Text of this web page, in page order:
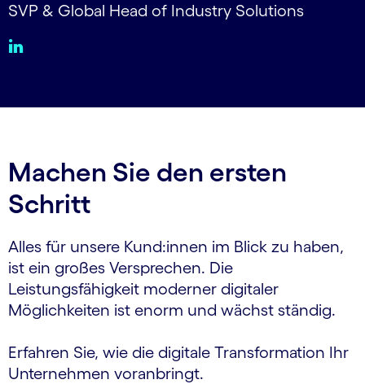
SVP & Global Head of Industry Solutions
Machen Sie den ersten
Schritt
Alles für unsere Kund:innen im Blick zu haben,
ist ein großes Versprechen. Die
Leistungsfähigkeit moderner digitaler
Möglichkeiten ist enorm und wächst ständig.
Erfahren Sie, wie die digitale Transformation Ihr
Unternehmen voranbringt.